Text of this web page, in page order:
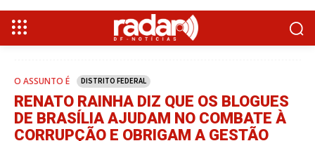
O ASSUNTO É DISTRITO FEDERAL
RENATO RAINHA DIZ QUE OS BLOGUES
DE BRASÍLIA AJUDAM NO COMBATE À
CORRUPÇÃO E OBRIGAM A GESTÃO